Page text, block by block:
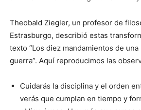
Theobald Ziegler, un profesor de
Estrasburgo, describió estas
texto “Los diez mandamientos de una
guerra”. Aquí reproducimos las
Cuidarás la disciplina y el orden
verás que cumplan en tiempo y